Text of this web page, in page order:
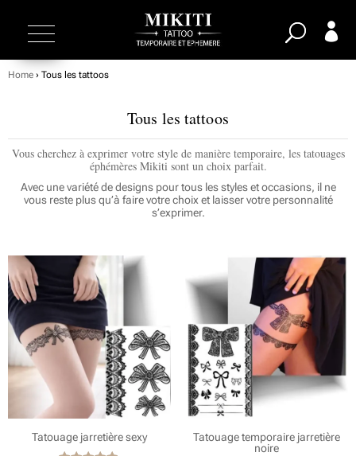

Home › Tous les tattoos
Tous les tattoos
Vous cherchez à exprimer votre style de manière temporaire, les tatouages
éphémères Mikiti sont un choix parfait.
Avec une variété de designs pour tous les styles et occasions, il ne
vous reste plus qu’à faire votre choix et laisser votre personnalité
s’exprimer.
Tatouage jarretière sexy
Tatouage temporaire jarretière
noire